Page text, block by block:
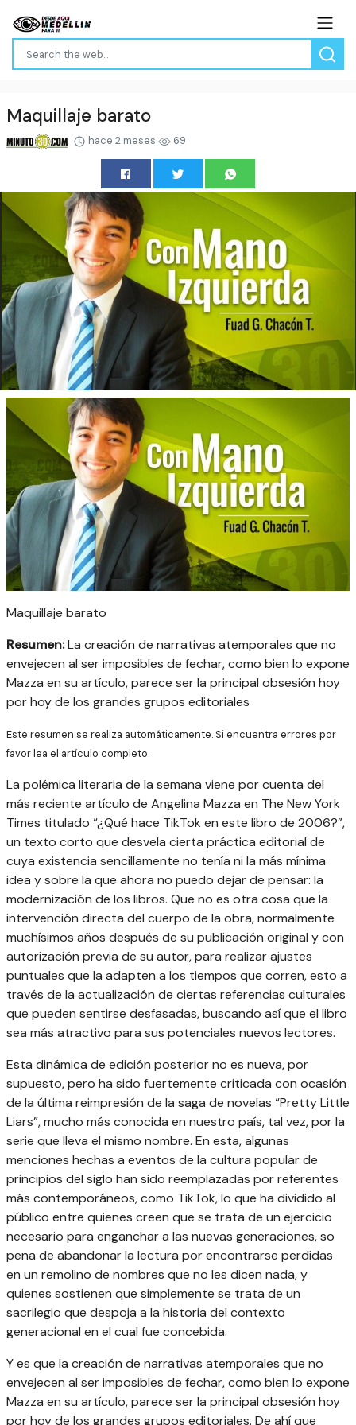
Maquillaje barato
hace 2 meses 69
Maquillaje barato
Resumen:La creación de narrativas atemporales que no
envejecen al ser imposibles de fechar, como bien lo expone
Mazza en su artículo, parece ser la principal obsesión hoy
por hoy de los grandes grupos editoriales
Este resumen se realiza automáticamente. Si encuentra errores por
favor lea el artículo completo.
La polémica literaria de la semana viene por cuenta del
más reciente artículo de Angelina Mazza en The New York
Times titulado “¿Qué hace TikTok en este libro de 2006?”,
un texto corto que desvela cierta práctica editorial de
cuya existencia sencillamente no tenía ni la más mínima
idea y sobre la que ahora no puedo dejar de pensar: la
modernización de los libros. Que no es otra cosa que la
intervención directa del cuerpo de la obra, normalmente
muchísimos años después de su publicación original y con
autorización previa de su autor, para realizar ajustes
puntuales que la adapten a los tiempos que corren, esto a
través de la actualización de ciertas referencias culturales
que pueden sentirse desfasadas, buscando así que el libro
sea más atractivo para sus potenciales nuevos lectores.
Esta dinámica de edición posterior no es nueva, por
supuesto, pero ha sido fuertemente criticada con ocasión
de la última reimpresión de la saga de novelas “Pretty Little
Liars”, mucho más conocida en nuestro país, tal vez, por la
serie que lleva el mismo nombre. En esta, algunas
menciones hechas a eventos de la cultura popular de
principios del siglo han sido reemplazadas por referentes
más contemporáneos, como TikTok, lo que ha dividido al
público entre quienes creen que se trata de un ejercicio
necesario para enganchar a las nuevas generaciones, so
pena de abandonar la lectura por encontrarse perdidas
en un remolino de nombres que no les dicen nada, y
quienes sostienen que simplemente se trata de un
sacrilegio que despoja a la historia del contexto
generacional en el cual fue concebida.
Y es que la creación de narrativas atemporales que no
envejecen al ser imposibles de fechar, como bien lo expone
Mazza en su artículo, parece ser la principal obsesión hoy
por hoy de los grandes grupos editoriales. De ahí que